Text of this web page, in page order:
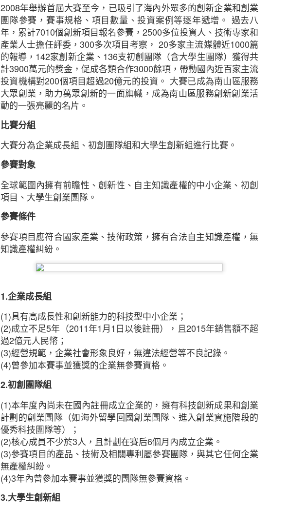
2008年舉辦首屆大賽至今，已吸引了海內外眾多的創新企業和創業
團隊參賽，賽事規格、項目數量、投資案例等逐年遞增。 過去八
年，累計7010個創新項目報名參賽， 2500多位投資人、技術專家和
產業人士擔任評委， 300多次項目考察， 20多家主流媒體近1000篇
的報導， 142家創新企業、 136支初創團隊（含大學生團隊）獲得共
計3900萬元的獎金，促成各類合作3000餘項，帶動國內近百家主流
投資機構對200個項目超過20億元的投資。 大賽已成為南山區服務
大眾創業，助力萬眾創新的一面旗幟，成為南山區服務創新創業活
動的一張亮麗的名片。
比賽分組
大賽分為企業成長組、初創團隊組和大學生創新組進行比賽。
參賽對象
全球範圍內擁有前瞻性、創新性、自主知識產權的中小企業、初創
項目、大學生創業團隊。
參賽條件
參賽項目應符合國家產業、技術政策，擁有合法自主知識產權，無
知識產權糾紛。
1.企業成長組
(1)具有高成長性和創新能力的科技型中小企業；
(2)成立不足5年（2011年1月1 日以後註冊），且2015年銷售額不超
過2億元人民幣；
(3)經營規範，企業社會形象良好，無違法經營等不良記錄。
(4)曾參加本賽事並獲獎的企業無參賽資格。
2.初創團隊組
(1)本年度內尚未在國內註冊成立企業的，擁有科技創新成果和創業
計劃的創業團隊（如海外留學回國創業團隊、進入創業實施階段的
優秀科技團隊等）；
(2)核心成員不少於3人，且計劃在賽后6個月內成立企業。
(3)參賽項目的產品、技術及相關專利屬參賽團隊，與其它任何企業
無產權糾紛。
(4)3年內曾參加本賽事並獲獎的團隊無參賽資格。
3.大學生創新組
2020年的18%逐漸上升至是次調查顯示的26%，其中一個潛在原因是監管要
基於上述的憂慮，中小企預計在未來12個月將增加在僱員培訓、僱員人數
面的開支，同時繼續全力控制成本。
中小企正重新考慮增加海外業務
擁有海外業務的本港中小企比例為 29%，較2021年的37%有所下降。然而
接近半數（47%）中小企仍計劃在未來一至兩年擴大海外業務，再次反映
取新客戶方面的擔憂。雖然中小企擁有進取的拓展計劃，但他們對跨國保
37% ，較2021年的43%為低。其中，大型中小企以及已經國際化並有意進
小企對跨國保險的認識最多。至於只有本地業務的受訪中小企中，14%
昆士蘭保險北亞地區行政總裁及亞洲區區域分銷主管于蕾表示：「雖然部
能出現負面因素，但他們似乎對明年持審慎樂觀態度，並希望在本港和海
要考慮不斷演變的當地法律、市場慣例和保險規定，以至及稅務規例、
等，企業要在不同市場妥善處理和安排保險並非易事。然而，他們對成本
只有少數中小企有就其關注的業務風險購買相關保險
及設備故障（69%）。雖然中小企對這些事件的憂慮在過去三年不斷增加
16%和18%持有相關保險以應對以上情況。
于蕾表示：「就業務連續性進行規劃對於中小企而言至關重要，這種規劃
性，亦可以協助企業在業務中斷時迅速應對。在不明朗的經濟環境下，
用，幫助中小企應付設備故障、財產損失和公共責任索償等有可能中斷
信，適切的保障可以令中小企放心並有信心地專注其業務。我們隨時為
引，讓他們找到對其業務最合適、最具成本效益的保險方案。」
中小企調查由昆士蘭保險香港委託於2022年10月進行，訪問來自不同行業
※ 以上內容資料只供參考之用，如果以上內容有任何出錯，請即與
若分享內容有侵害您的版權，請留言告知，我們會及時加上版權
若是您反對使用，我們會儘速移除相關內容以尊重版權人的意